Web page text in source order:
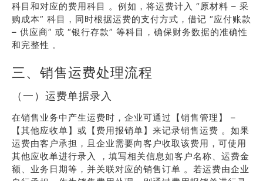
科目和对应的费用科目 。例如，将运费计入 “原材料 – 采
购成本” 科目，同时根据运费的支付方式，借记 “应付账款
– 供应商” 或 “银行存款” 等科目，确保财务数据的准确性
和完整性 。
三、销售运费处理流程
（一）运费单据录入
在销售业务中产生运费时，企业可通过【销售管理】 –
【其他应收单】或【费用报销单】来记录销售运费 。如果
运费由客户承担，且企业需要向客户收取该费用，可使用
其他应收单进行录入 ，填写相关信息如客户名称、运费金
额、业务日期等，并关联对应的销售订单 。若运费由企业